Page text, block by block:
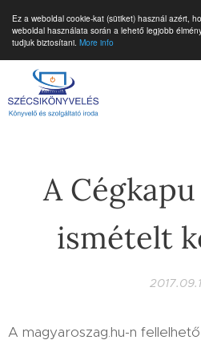
Ez a weboldal cookie-kat (sütiket) használ azért,
weboldal használata során a lehető legjobb
tudjuk biztosítani. More info
A
ismételt
A magyaroszag.hu-n